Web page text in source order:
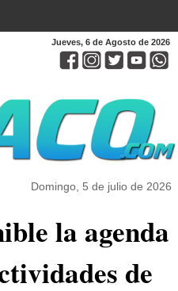
Jueves, 6 de Agosto de 2026
Domingo, 5 de julio de 2026
la agenda
de